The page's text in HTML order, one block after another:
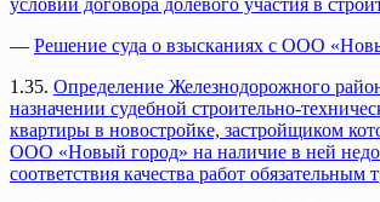
— Решение суда о взысканиях с ООО
1.35. Определение Железнодорожного
назначении судебной строительно-
квартиры в новостройке, застройщиком
ООО «Новый город» на наличие в ней
соответствия качества работ обязательным